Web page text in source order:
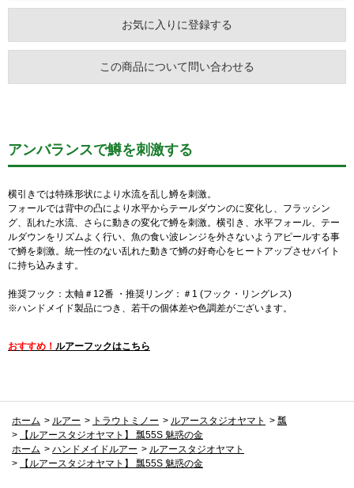
お気に入りに登録する
この商品について問い合わせる
アンバランスで鱒を刺激する
横引きでは特殊形状により水流を乱し鱒を刺激。
フォールでは背中の凸により水平からテールダウンのに変化し、フラッシン
グ、乱れた水流、さらに動きの変化で鱒を刺激。横引き、水平フォール、テー
ルダウンをリズムよく行い、魚の食い波レンジを外さないようアピールする事
で鱒を刺激。統一性のない乱れた動きで鱒の好奇心をヒートアップさせバイト
に持ち込みます。
推奨フック：太軸＃12番 ・推奨リング：＃1 (フック・リングレス)
※ハンドメイド製品につき、若干の個体差や色調差がございます。
おすすめ！ ルアーフックはこちら
ホーム > ルアー > トラウトミノー > ルアースタジオヤマト > 瓢
>
【ルアースタジオヤマト】 瓢55S 魅惑の金
ホーム > ハンドメイドルアー > ルアースタジオヤマト
>
【ルアースタジオヤマト】 瓢55S 魅惑の金